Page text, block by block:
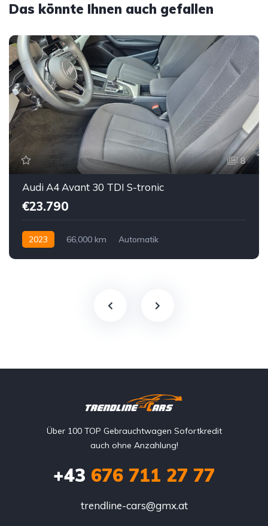
Das könnte Ihnen auch gefallen
8
Audi A4 Avant 30 TDI S-tronic
€23.790
2023 66,000 km
Automatik
Über 100 TOP Gebrauchtwagen Sofortkredit
auch ohne Anzahlung!
+43 676 711 27 77
trendline-cars@gmx.at